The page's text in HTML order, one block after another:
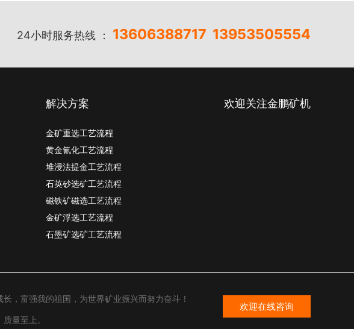
24小时服务热线 ： 13606388717 13953505554
解决方案
金矿重选工艺流程
黄金氰化工艺流程
堆浸法提金工艺流程
石英砂选矿工艺流程
磁铁矿磁选工艺流程
金矿浮选工艺流程
石墨矿选矿工艺流程
欢迎关注金鹏矿机
，富强我的祖国，为世界矿业振兴而努力奋斗！
量至上。
欢迎在线咨询